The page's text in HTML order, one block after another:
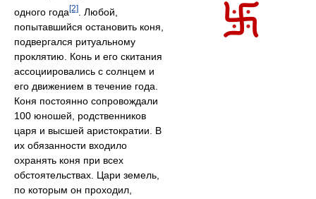
одного года [2]
. Любой,
попытавшийся остановить коня,
подвергался ритуальному
проклятию. Конь и его скитания
ассоциировались с солнцем и
его движением в течение года.
Коня постоянно сопровождали
100 юношей, родственников
царя и высшей аристократии. В
их обязанности входило
охранять коня при всех
обстоятельствах. Цари земель,
по которым он проходил,